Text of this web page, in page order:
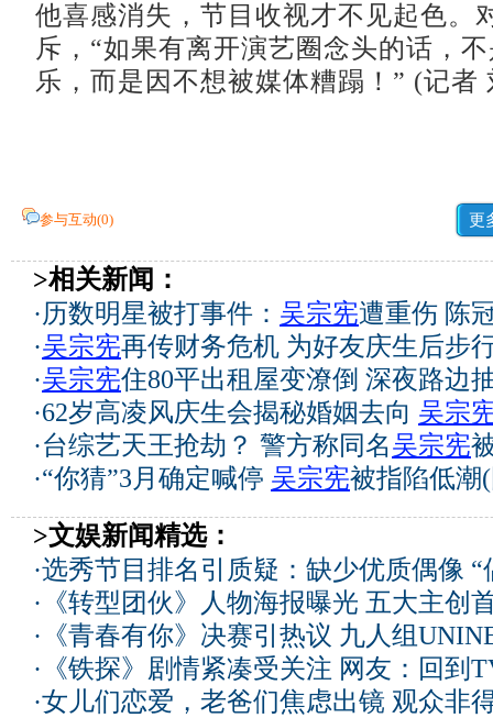
他喜感消失，节目收视才不见起色。
斥，“如果有离开演艺圈念头的话，
乐，而是因不想被媒体糟蹋！” (记者
参与互动(0) 更
>相关新闻：
·历数明星被打事件： 吴宗宪遭重伤 陈
·吴宗宪再传财务危机 为好友庆生后步
·吴宗宪住80平出租屋变潦倒 深夜路边
·62岁高凌风庆生会揭秘婚姻去向 吴宗
·台综艺天王抢劫？ 警方称同名吴宗宪
·“你猜”3月确定喊停 吴宗宪被指陷低潮
>文娱新闻精选：
·选秀节目排名引质疑：缺少优质偶像 “
· 《转型团伙》人物海报曝光 五大主创
· 《青春有你》决赛引热议 九人组
· 《铁探》剧情紧凑受关注 网友：回到
·女儿们恋爱，老爸们焦虑出镜 观众非